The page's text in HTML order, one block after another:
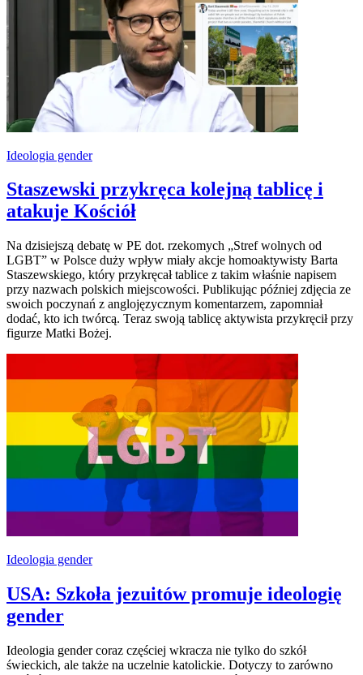
Ideologia gender
Staszewski przykręca kolejną tablicę i
atakuje Kościół
Na dzisiejszą debatę w PE dot. rzekomych „Stref wolnych od
LGBT” w Polsce duży wpływ miały akcje homoaktywisty Barta
Staszewskiego, który przykręcał tablice z takim właśnie napisem
przy nazwach polskich miejscowości. Publikując później zdjęcia ze
swoich poczynań z anglojęzycznym komentarzem, zapomniał
dodać, kto ich twórcą. Teraz swoją tablicę aktywista przykręcił przy
figurze Matki Bożej.
Ideologia gender
USA: Szkoła jezuitów promuje ideologię
gender
Ideologia gender coraz częściej wkracza nie tylko do szkół
świeckich, ale także na uczelnie katolickie. Dotyczy to zarówno